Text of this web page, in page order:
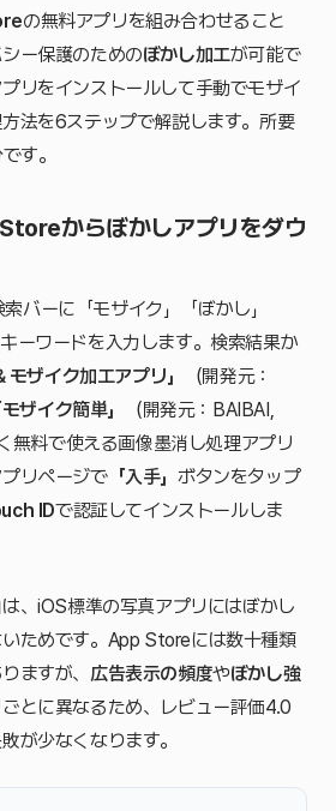
の無料アプリを組み合わせること
ー保護のためのぼかし加工が可能で
リをインストールして手動でモザイ
法を6ステップで解説します。所要
す。
からぼかしアプリをダウ
バーに「モザイク」「ぼかし」
ーワードを入力します。検索結果か
モザイク加工アプリ」
（開発元：
ザイク簡単」
（開発元：BAIBAI,
無料で使える画像墨消し処理アプリ
リページで「入手」ボタンをタップ
IDで認証してインストールしま
、iOS標準の写真アプリにはぼかし
ためです。App Storeには数十種類
ますが、 広告表示の頻度やぼかし強
とに異なるため、レビュー評価4.0
が少なくなります。